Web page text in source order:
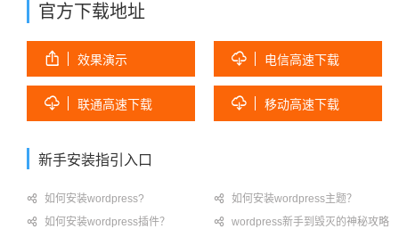
官方下载地址
 效果演示  电信高速下载
 联通高速下载  移动高速下载
新手安装指引入口
 如何安装wordpress?  如何安装wordpress主题？
 如何安装wordpress插件？  wordpress新手到毁灭的神秘攻略